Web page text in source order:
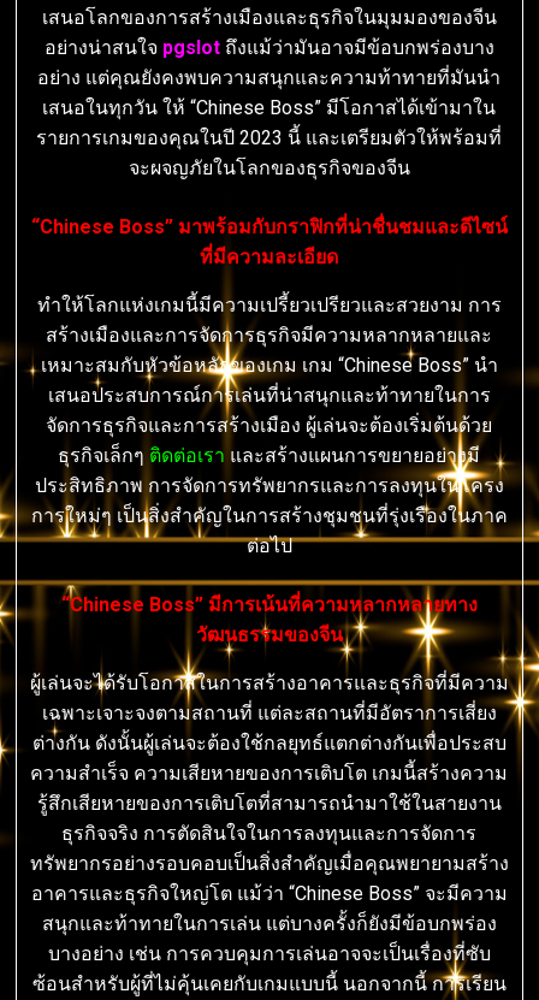
เสนอโลกของการสร้างเมืองและธุรกิจในมุมมองของจีน
อย่างน่าสนใจ pgslotถึงแม้ว่ามันอาจมีข้อบกพร่องบาง
อย่าง แต่คุณยังคงพบความสนุกและความท้าทายที่มันนำ
เสนอในทุกวัน ให้ “Chinese Boss” มีโอกาสได้เข้ามาใน
รายการเกมของคุณในปี 2023 นี้ และเตรียมตัวให้พร้อมที่
จะผจญภัยในโลกของธุรกิจของจีน
“Chinese Boss” มาพร้อมกับกราฟิกที่น่าชื่นชมและดีไซน์
ที่มีความละเอียด
ทำให้โลกแห่งเกมนี้มีความเปรี้ยวเปรียวและสวยงาม การ
สร้างเมืองและการจัดการธุรกิจมีความหลากหลายและ
เหมาะสมกับหัวข้อหลักของเกม เกม “Chinese Boss” นำ
เสนอประสบการณ์การเล่นที่น่าสนุกและท้าทายในการ
จัดการธุรกิจและการสร้างเมือง ผู้เล่นจะต้องเริ่มต้นด้วย
ธุรกิจเล็กๆ ติดต่อเรา และสร้างแผนการขยายอย่างมี
ประสิทธิภาพ การจัดการทรัพยากรและการลงทุนในโครง
การใหม่ๆ เป็นสิ่งสำคัญในการสร้างชุมชนที่รุ่งเรืองในภาค
ต่อไป
“Chinese Boss” มีการเน้นที่ความหลากหลายทาง
วัฒนธรรมของจีน
ผู้เล่นจะได้รับโอกาสในการสร้างอาคารและธุรกิจที่มีความ
เฉพาะเจาะจงตามสถานที่ แต่ละสถานที่มีอัตราการเสี่ยง
ต่างกัน ดังนั้นผู้เล่นจะต้องใช้กลยุทธ์แตกต่างกันเพื่อประสบ
ความสำเร็จ ความเสียหายของการเติบโต เกมนี้สร้างความ
รู้สึกเสียหายของการเติบโตที่สามารถนำมาใช้ในสายงาน
ธุรกิจจริง การตัดสินใจในการลงทุนและการจัดการ
ทรัพยากรอย่างรอบคอบเป็นสิ่งสำคัญเมื่อคุณพยายามสร้าง
อาคารและธุรกิจใหญ่โต แม้ว่า “Chinese Boss” จะมีความ
สนุกและท้าทายในการเล่น แต่บางครั้งก็ยังมีข้อบกพร่อง
บางอย่าง เช่น การควบคุมการเล่นอาจจะเป็นเรื่องที่ซับ
ซ้อนสำหรับผู้ที่ไม่คุ้นเคยกับเกมแบบนี้ นอกจากนี้ การเรียน